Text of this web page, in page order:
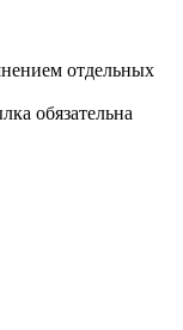
отдельных
обязательна